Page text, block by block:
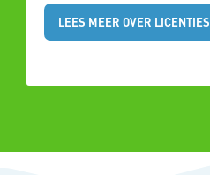
LEES MEER OVER LICENTIES